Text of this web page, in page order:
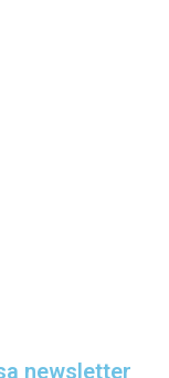
newsletter